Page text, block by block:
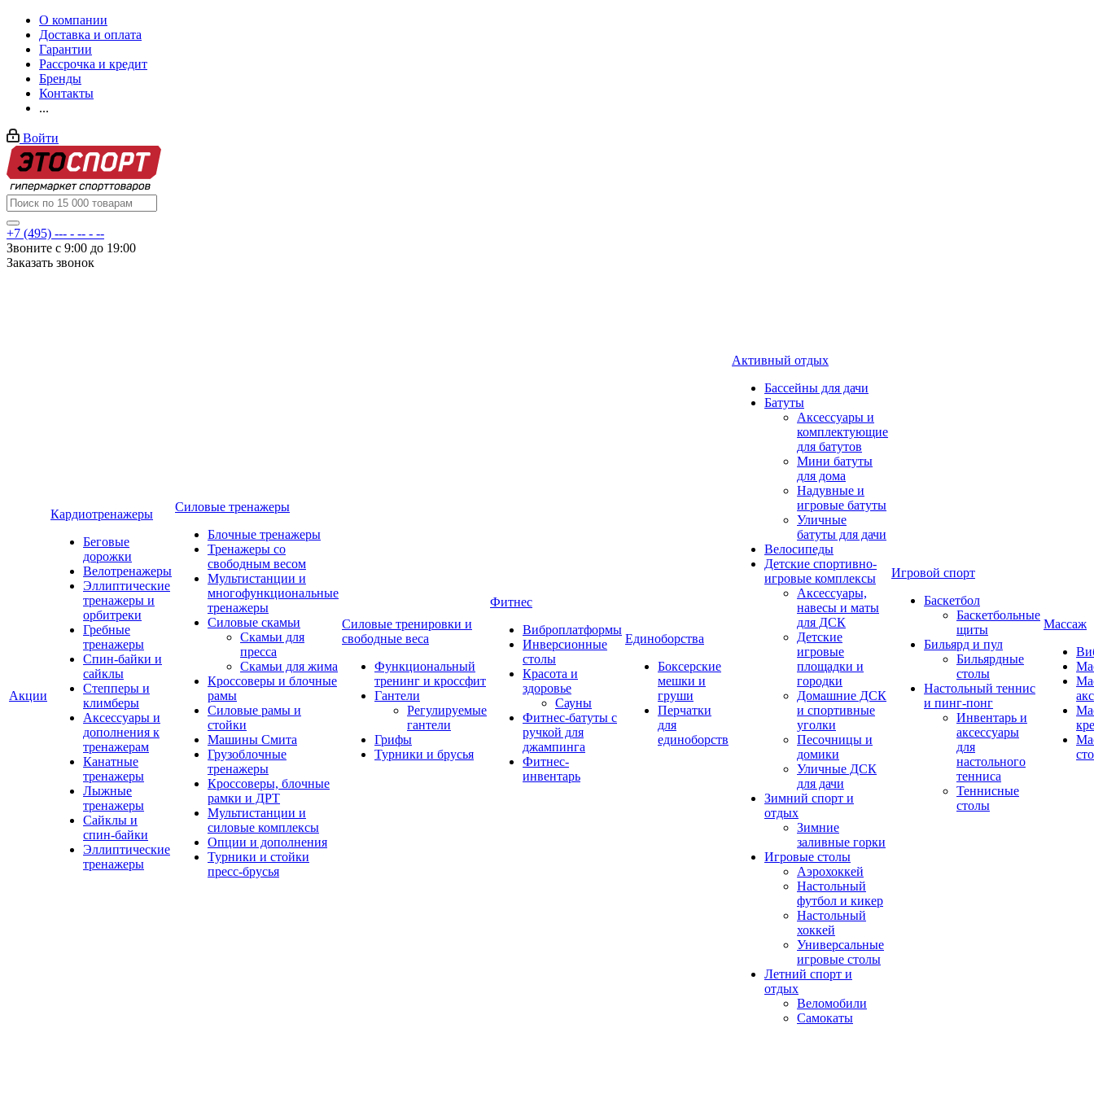
О компании
Доставка и оплата
Гарантии
Рассрочка и кредит
Бренды
Контакты
...
Войти
+7 (495) --- - -- - --
Звоните с 9:00 до 19:00
Заказать звонок
Акции
Кардиотренажеры
Беговые
дорожки
Велотренажеры
Эллиптические
тренажеры и
орбитреки
Гребные
тренажеры
Спин-байки и
сайклы
Степперы и
климберы
Аксессуары и
дополнения к
тренажерам
Канатные
тренажеры
Лыжные
тренажеры
Сайклы и
спин-байки
Эллиптические
тренажеры
Силовые тренажеры
Блочные тренажеры
Тренажеры со
свободным весом
Мультистанции и
многофункциональные
тренажеры
Силовые скамьи
Скамьи для
пресса
Скамьи для жима
Кроссоверы и блочные
рамы
Силовые рамы и
стойки
Машины Смита
Грузоблочные
тренажеры
Кроссоверы, блочные
рамки и ДРТ
Мультистанции и
силовые комплексы
Опции и дополнения
Турники и стойки
пресс-брусья
Силовые тренировки и
свободные веса
Функциональный
тренинг и кроссфит
Гантели
Регулируемые
гантели
Грифы
Турники и брусья
Фитнес
Виброплатформы
Инверсионные
столы
Красота и
здоровье
Сауны
Фитнес-батуты с
ручкой для
джампинга
Фитнес-
инвентарь
Единоборства
Боксерские
мешки и
груши
Перчатки
для
единоборств
Активный отдых
Бассейны для дачи
Батуты
Аксессуары и
комплектующие
для батутов
Мини батуты
для дома
Надувные и
игровые батуты
Уличные
батуты для дачи
Велосипеды
Детские спортивно-
игровые комплексы
Аксессуары,
навесы и маты
для ДСК
Детские
игровые
площадки и
городки
Домашние ДСК
и спортивные
уголки
Песочницы и
домики
Уличные ДСК
для дачи
Зимний спорт и
отдых
Зимние
заливные горки
Игровые столы
Аэрохоккей
Настольный
футбол и кикер
Настольный
хоккей
Универсальные
игровые столы
Летний спорт и
отдых
Веломобили
Самокаты
Игровой спорт
Баскетбол
Баскетбольные
щиты
Бильярд и пул
Бильярдные
столы
Настольный теннис
и пинг-понг
Инвентарь и
аксессуары
для
настольного
тенниса
Теннисные
столы
Массаж